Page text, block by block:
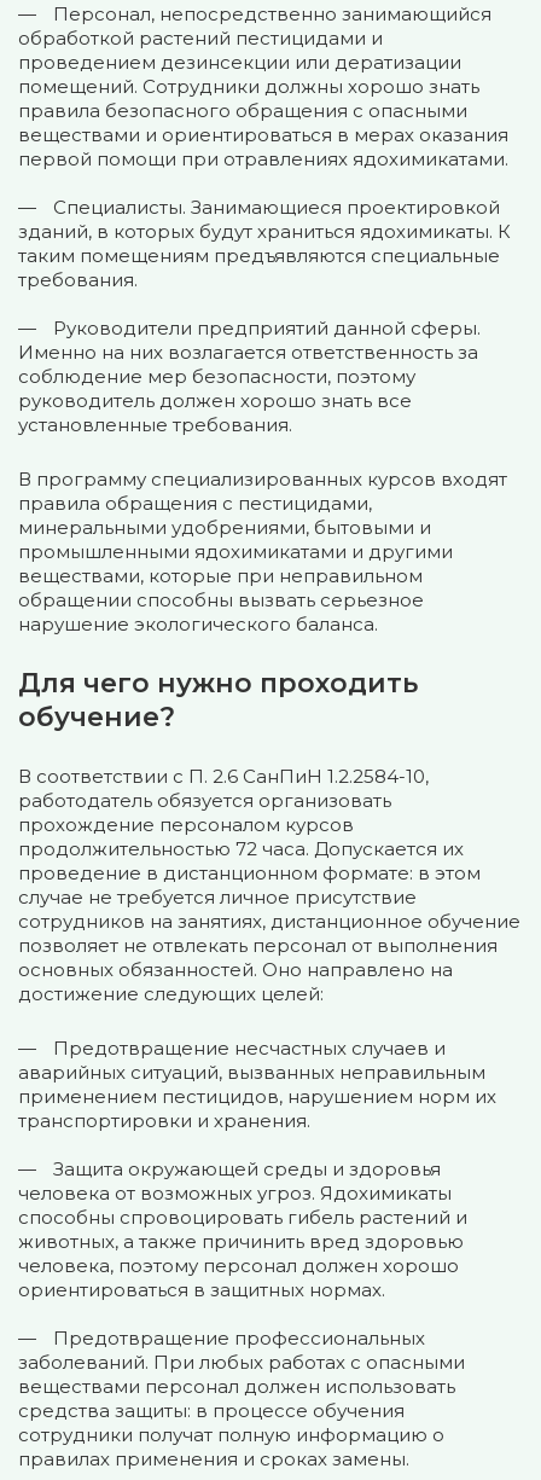
Персонал, непосредственно занимающийся
обработкой растений пестицидами и
проведением дезинсекции или дератизации
помещений. Сотрудники должны хорошо знать
правила безопасного обращения с опасными
веществами и ориентироваться в мерах оказания
первой помощи при отравлениях ядохимикатами.
Специалисты. Занимающиеся проектировкой
зданий, в которых будут храниться ядохимикаты. К
таким помещениям предъявляются специальные
требования.
Руководители предприятий данной сферы.
Именно на них возлагается ответственность за
соблюдение мер безопасности, поэтому
руководитель должен хорошо знать все
установленные требования.
В программу специализированных курсов входят
правила обращения с пестицидами,
минеральными удобрениями, бытовыми и
промышленными ядохимикатами и другими
веществами, которые при неправильном
обращении способны вызвать серьезное
нарушение экологического баланса.
Для чего нужно проходить
обучение?
В соответствии с П. 2.6 СанПиН 1.2.2584-10,
работодатель обязуется организовать
прохождение персоналом курсов
продолжительностью 72 часа. Допускается их
проведение в дистанционном формате: в этом
случае не требуется личное присутствие
сотрудников на занятиях, дистанционное обучение
позволяет не отвлекать персонал от выполнения
основных обязанностей. Оно направлено на
достижение следующих целей:
Предотвращение несчастных случаев и
аварийных ситуаций, вызванных неправильным
применением пестицидов, нарушением норм их
транспортировки и хранения.
Защита окружающей среды и здоровья
человека от возможных угроз. Ядохимикаты
способны спровоцировать гибель растений и
животных, а также причинить вред здоровью
человека, поэтому персонал должен хорошо
ориентироваться в защитных нормах.
Предотвращение профессиональных
заболеваний. При любых работах с опасными
веществами персонал должен использовать
средства защиты: в процессе обучения
сотрудники получат полную информацию о
правилах применения и сроках замены.